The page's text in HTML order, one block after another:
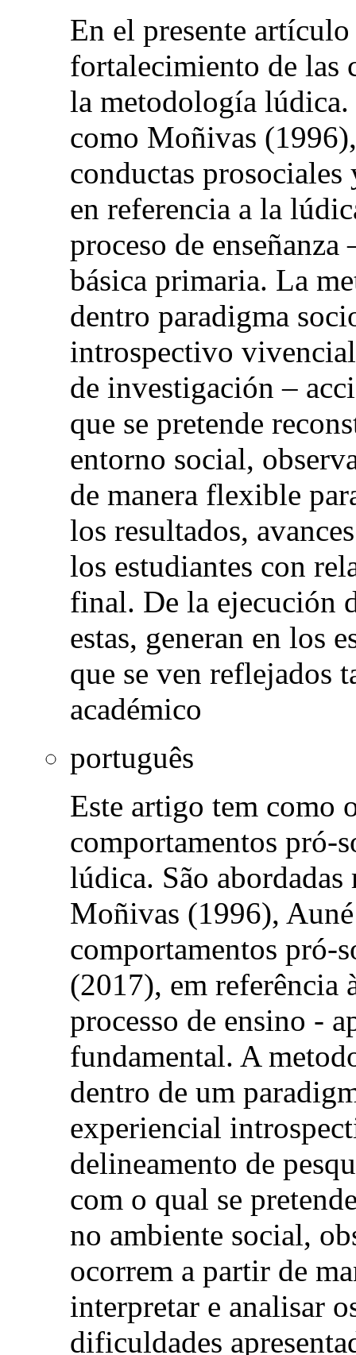
En el presente
fortalecimiento de las
la metodología lúdica.
como Moñivas
conductas
en referencia a la
proceso de
básica primaria. La
dentro paradigma
introspectivo
de investigación –
que se pretende
entorno social,
de manera flexible
los resultados,
los estudiantes con
final. De la ejecución
estas, generan en los
que se ven reflejados
académico
português
Este artigo tem como
comportamentos pró-
lúdica. São
Moñivas (1996),
comportamentos pró-
(2017), em referência
processo de ensino -
fundamental. A
dentro de um
experiencial
delineamento de
com o qual se
no ambiente social,
ocorrem a partir de
interpretar e analisar
dificuldades